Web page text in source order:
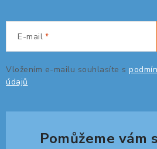
E-mail
Vložením e-mailu souhlasíte s
údajů
Pomůžeme vám